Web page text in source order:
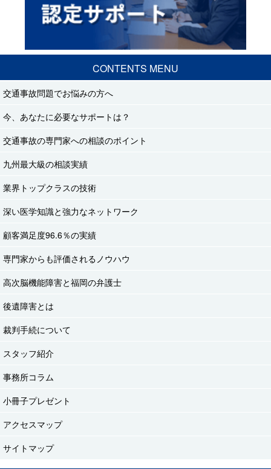
CONTENTS MENU
交通事故問題でお悩みの方へ
今、あなたに必要なサポートは？
交通事故の専門家への相談のポイント
九州最大級の相談実績
業界トップクラスの技術
深い医学知識と強力なネットワーク
顧客満足度96.6％の実績
専門家からも評価されるノウハウ
高次脳機能障害と福岡の弁護士
後遺障害とは
裁判手続について
スタッフ紹介
事務所コラム
小冊子プレゼント
アクセスマップ
サイトマップ